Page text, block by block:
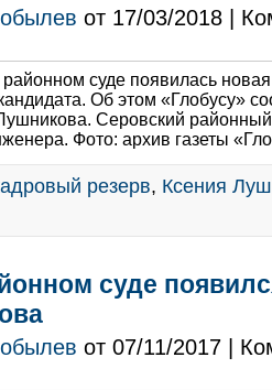
от 17/03/2018 |
суде появилась
Об этом «Глобусу»
Серовский
Фото: архив газеты
резерв, Ксения
суде
от 07/11/2017 |